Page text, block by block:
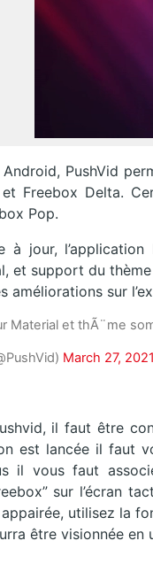
PushVid
Freebox Delta.
Pop.
à jour,
et support du
améliorations sur
Material et thÃ¨me
March 27, 2021
il faut être
est lancée il faut
il vous faut
sur l’écran
utilisez la
être visionnée